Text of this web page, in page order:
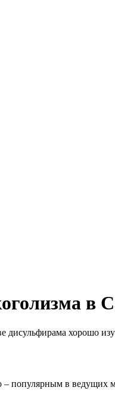
в
хорошо
популярным в ведущих